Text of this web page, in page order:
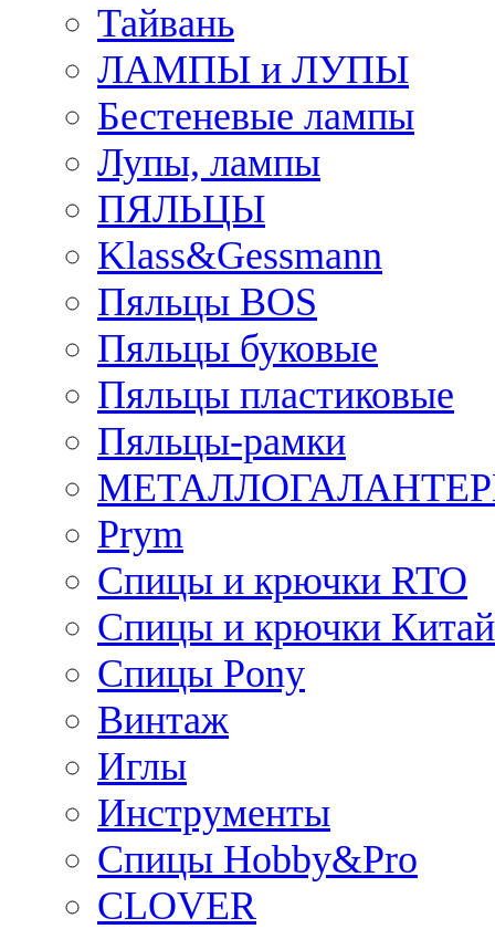
Тайвань
ЛАМПЫ и ЛУПЫ
Бестеневые лампы
Лупы, лампы
ПЯЛЬЦЫ
Klass&Gessmann
Пяльцы BOS
Пяльцы буковые
Пяльцы пластиковые
Пяльцы-рамки
Prym
Спицы и крючки RTO
Спицы и крючки Китай
Спицы Pony
Винтаж
Иглы
Инструменты
Спицы Hobby&Pro
CLOVER